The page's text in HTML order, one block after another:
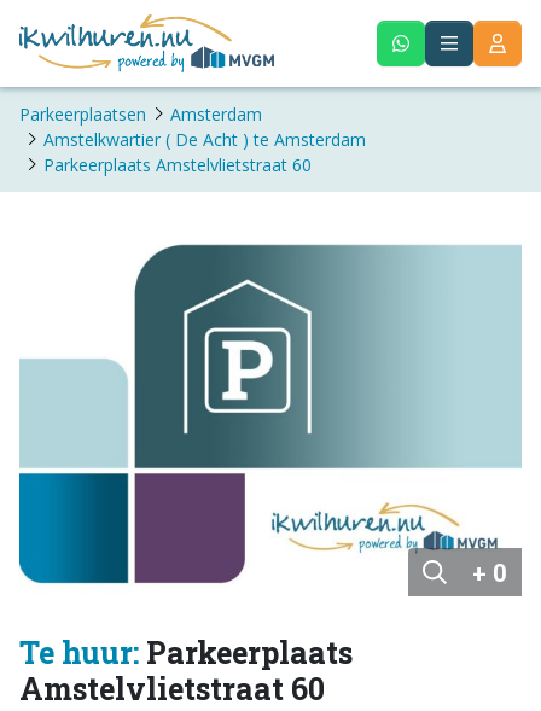
Parkeerplaatsen
Amsterdam
Amstelkwartier ( De Acht ) te Amsterdam
Parkeerplaats Amstelvlietstraat 60
+ 0
Te huur: Parkeerplaats
Amstelvlietstraat 60